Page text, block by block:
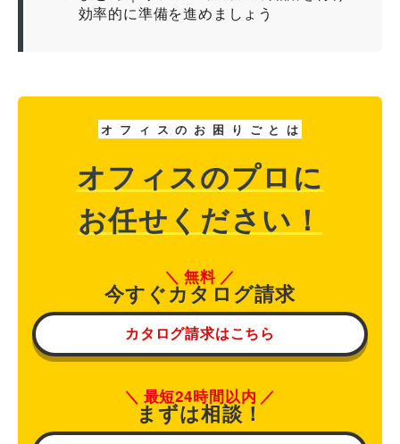
効率的に準備を進めましょう
オ フ ィ ス の お 困 り ご と は
オフィスのプロに
お任せください！
無料
今すぐカタログ請求
カタログ請求はこちら
最短24時間以内
まずは相談！